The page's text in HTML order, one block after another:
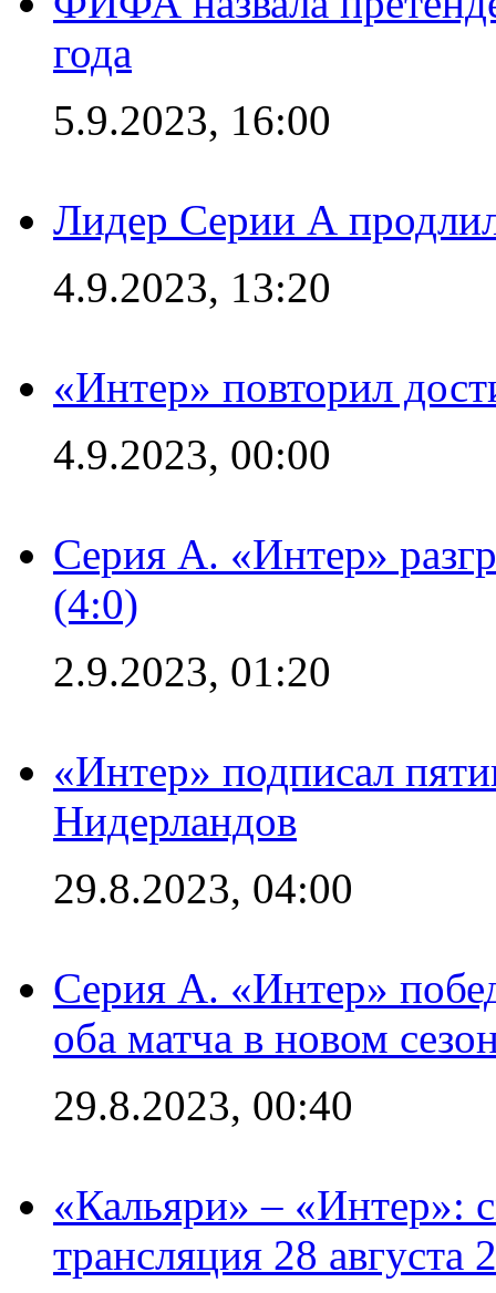
года
5.9.2023, 16:00
Лидер Серии А
4.9.2023, 13:20
«Интер» повторил
4.9.2023, 00:00
Серия А. «Интер»
(4:0)
2.9.2023, 01:20
«Интер» подписал
Нидерландов
29.8.2023, 04:00
Серия А. «Интер»
оба матча в новом
29.8.2023, 00:40
«Кальяри» – «Интер»:
трансляция 28 августа